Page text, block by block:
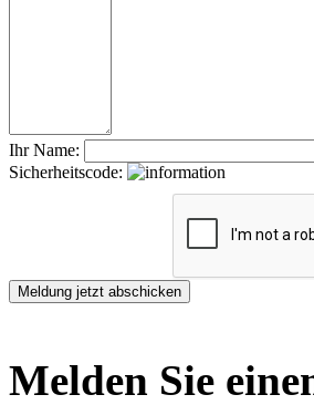
Ihr Name:
Sicherheitscode:
Melden Sie